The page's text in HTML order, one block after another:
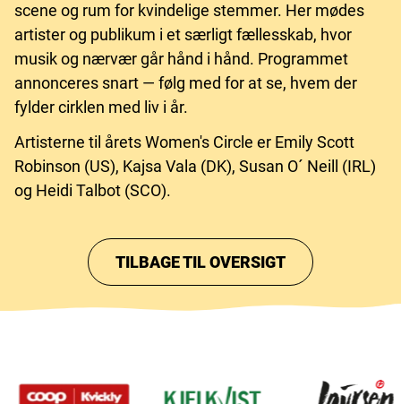
scene og rum for kvindelige stemmer. Her mødes
artister og publikum i et særligt fællesskab, hvor
musik og nærvær går hånd i hånd. Programmet
annonceres snart — følg med for at se, hvem der
fylder cirklen med liv i år.
Artisterne til årets Women's Circle er Emily Scott
Robinson (US), Kajsa Vala (DK), Susan O´ Neill (IRL)
og Heidi Talbot (SCO).
TILBAGE TIL OVERSIGT